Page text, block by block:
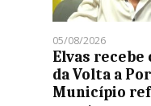
05/08/2026
Elvas recebe
da Volta a
Município